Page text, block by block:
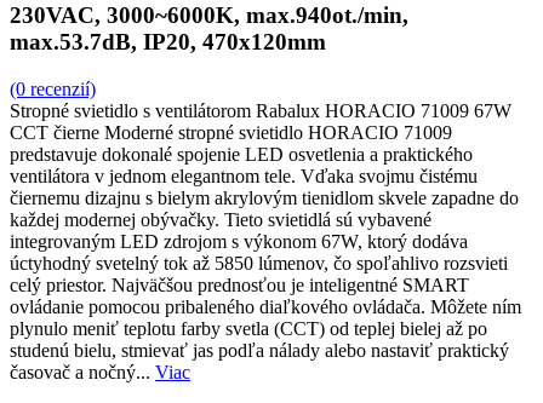
230VAC, 3000~6000K, max.940ot./min,
max.53.7dB, IP20, 470x120mm
(0 recenzií)
Stropné svietidlo s ventilátorom Rabalux HORACIO 71009 67W
CCT čierne Moderné stropné svietidlo HORACIO 71009
predstavuje dokonalé spojenie LED osvetlenia a praktického
ventilátora v jednom elegantnom tele. Vďaka svojmu čistému
čiernemu dizajnu s bielym akrylovým tienidlom skvele zapadne do
každej modernej obývačky. Tieto svietidlá sú vybavené
integrovaným LED zdrojom s výkonom 67W, ktorý dodáva
úctyhodný svetelný tok až 5850 lúmenov, čo spoľahlivo rozsvieti
celý priestor. Najväčšou prednosťou je inteligentné SMART
ovládanie pomocou pribaleného diaľkového ovládača. Môžete ním
plynulo meniť teplotu farby svetla (CCT) od teplej bielej až po
studenú bielu, stmievať jas podľa nálady alebo nastaviť praktický
časovač a nočný... Viac